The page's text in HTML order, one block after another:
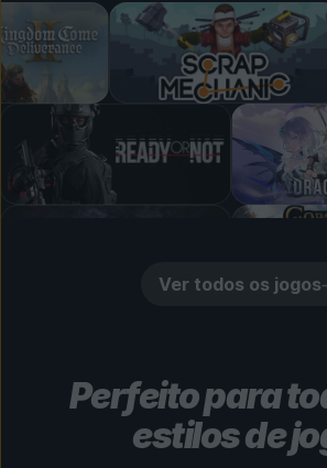
Ver todos os jogos
Perfeito para
estilos de